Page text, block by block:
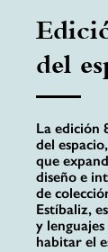
del
La edición
del
que
diseño e
de
Estíbaliz,
y
habitar el